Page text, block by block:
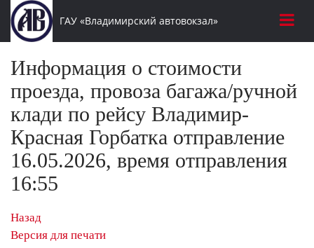
ГАУ «Владимирский автовокзал»
Информация о стоимости
проезда, провоза багажа/ручной
клади по рейсу Владимир-
Красная Горбатка отправление
16.05.2026, время отправления
16:55
Назад
Версия для печати